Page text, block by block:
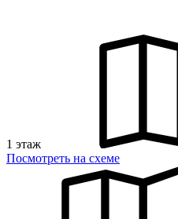
1 этаж
Посмотреть на схеме